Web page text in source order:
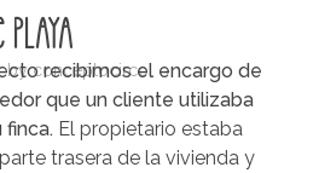
by conceptocirco
Playa
recibimos el encargo de
que un cliente utilizaba
finca. El propietario estaba
trasera de la vivienda y